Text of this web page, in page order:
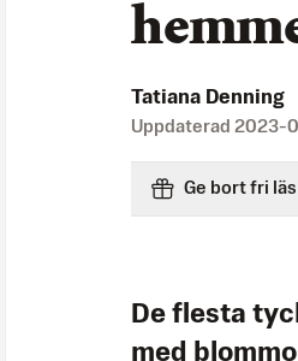
Tatiana Denning
Uppdaterad 2023-
Ge bort fri
De flesta
med